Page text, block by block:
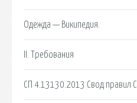
Одежда — Википедия.
II. Требования
СП 4.13130.2013 Свод правил